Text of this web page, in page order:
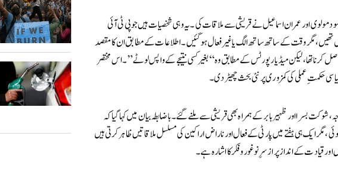
مولوی اور عمران اسماعیل نے قریشی سے ملاقات کی۔ یہ وہی شخصیات ہیں جو پی ٹی آئی
مگر وقت کے ساتھ ساتھ الگ یا غیر فعال ہو گئیں۔ اطلاعات کے مطابق ان کا مقصد
تھا، لیکن میڈیا رپورٹس کے مطابق وہ “بغیر کسی نتیجے کے واپس لوٹے”۔ اس مختصر
حکمتِ عملی کی کمزوری پر نئی بحث چھیڑ دی۔
بسرا اور ظہیر بابر کے ہمراہ بھی قریشی سے ملنے گئے۔ باضابطہ بیان میں کہا گیا کہ
ایک ہی ہفتے میں پارٹی کے فعال اور ناراض اراکین کی مسلسل ملاقاتیں ظاہر کرتی ہیں
قیادت کے انداز پر ازسرِ نو غور و فکر کا اشارہ ہے۔